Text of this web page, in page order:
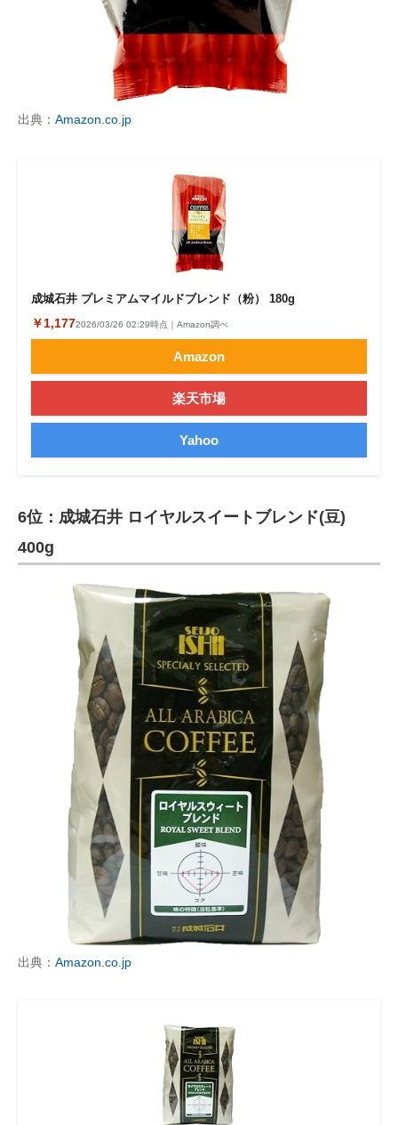
出典： Amazon.co.jp
成城石井 プレミアムマイルドブレンド（粉） 180g
￥1,1772026/03/26 02:29時点｜Amazon調べ
Amazon
楽天市場
Yahoo
6位：成城石井 ロイヤルスイートブレンド(豆)
400g
出典： Amazon.co.jp